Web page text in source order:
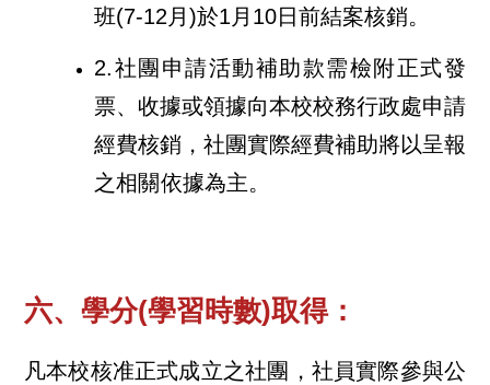
班(7-12月)於1月10日前結案核銷。
2.社團申請活動補助款需檢附正式發
票、收據或領據向本校校務行政處申請
經費核銷，社團實際經費補助將以呈報
之相關依據為主。
六、學分(學習時數)取得：
凡本校核准正式成立之社團，社員實際參與公